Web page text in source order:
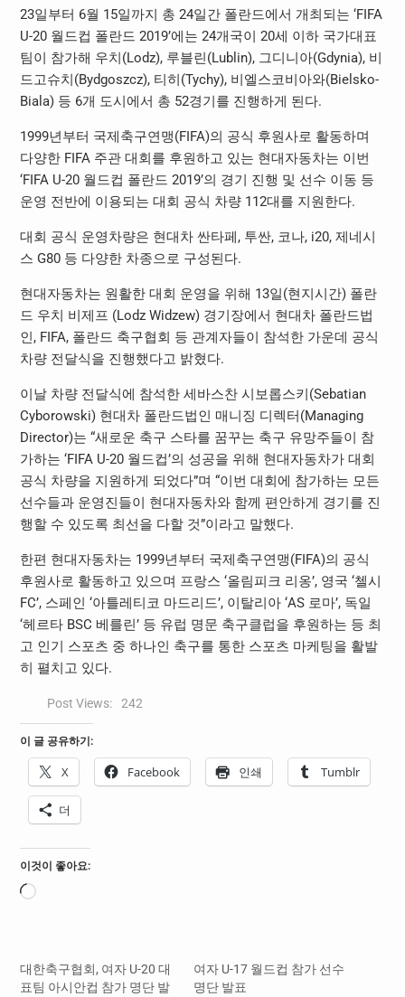
23일부터 6월 15일까지 총 24일간 폴란드에서 개최되는 ‘FIFA
U-20 월드컵 폴란드 2019’에는 24개국이 20세 이하 국가대표
팀이 참가해 우치(Lodz), 루블린(Lublin), 그디니아(Gdynia), 비
드고슈치(Bydgoszcz), 티히(Tychy), 비엘스코비아와(Bielsko-
Biala) 등 6개 도시에서 총 52경기를 진행하게 된다.
1999년부터 국제축구연맹(FIFA)의 공식 후원사로 활동하며
다양한 FIFA 주관 대회를 후원하고 있는 현대자동차는 이번
‘FIFA U-20 월드컵 폴란드 2019’의 경기 진행 및 선수 이동 등
운영 전반에 이용되는 대회 공식 차량 112대를 지원한다.
대회 공식 운영차량은 현대차 싼타페, 투싼, 코나, i20, 제네시
스 G80 등 다양한 차종으로 구성된다.
현대자동차는 원활한 대회 운영을 위해 13일(현지시간) 폴란
드 우치 비제프 (Lodz Widzew) 경기장에서 현대차 폴란드법
인, FIFA, 폴란드 축구협회 등 관계자들이 참석한 가운데 공식
차량 전달식을 진행했다고 밝혔다.
이날 차량 전달식에 참석한 세바스찬 시보롭스키(Sebatian
Cyborowski) 현대차 폴란드법인 매니징 디렉터(Managing
Director)는 “새로운 축구 스타를 꿈꾸는 축구 유망주들이 참
가하는 ‘FIFA U-20 월드컵’의 성공을 위해 현대자동차가 대회
공식 차량을 지원하게 되었다”며 “이번 대회에 참가하는 모든
선수들과 운영진들이 현대자동차와 함께 편안하게 경기를 진
행할 수 있도록 최선을 다할 것”이라고 말했다.
한편 현대자동차는 1999년부터 국제축구연맹(FIFA)의 공식
후원사로 활동하고 있으며 프랑스 ‘올림피크 리옹’, 영국 ‘첼시
FC’, 스페인 ‘아틀레티코 마드리드’, 이탈리아 ‘AS 로마’, 독일
‘헤르타 BSC 베를린’ 등 유럽 명문 축구클럽을 후원하는 등 최
고 인기 스포츠 중 하나인 축구를 통한 스포츠 마케팅을 활발
히 펼치고 있다.
Post Views: 242
이 글 공유하기:
X Facebook 인쇄 Tumblr
더
이것이 좋아요:
로
대한축구협회, 여자 U-20 대
표팀 아시안컵 참가 명단 발
여자 U-17 월드컵 참가 선수
명단 발표